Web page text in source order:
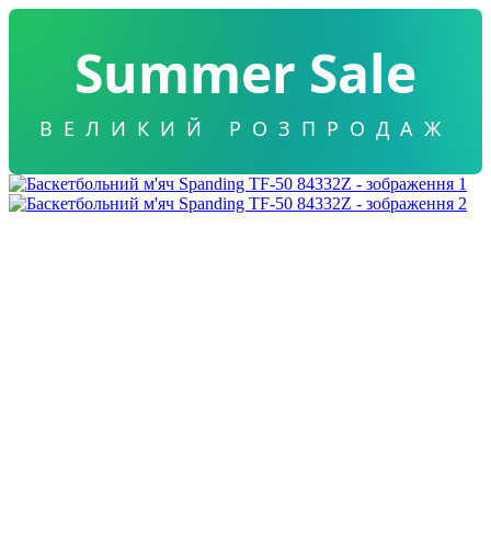
Summer Sale
ВЕЛИКИЙ РОЗПРОДАЖ